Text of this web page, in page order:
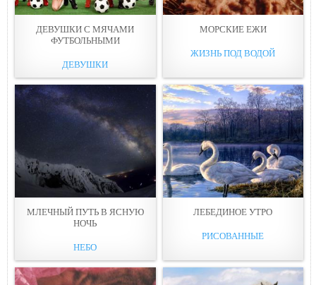
ДЕВУШКИ С МЯЧАМИ
ФУТБОЛЬНЫМИ
ДЕВУШКИ
МОРСКИЕ ЕЖИ
ЖИЗНЬ ПОД ВОДОЙ
МЛЕЧНЫЙ ПУТЬ В ЯСНУЮ
НОЧЬ
НЕБО
ЛЕБЕДИНОЕ УТРО
РИСОВАННЫЕ